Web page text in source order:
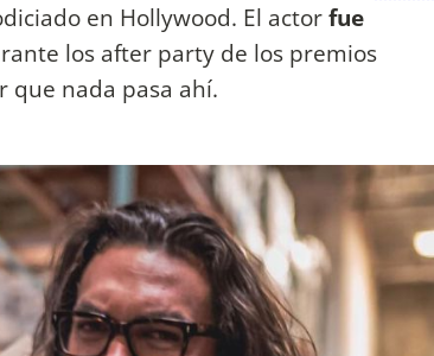
en Hollywood. El actorfue
los after party de los premios
que nada pasa ahí.